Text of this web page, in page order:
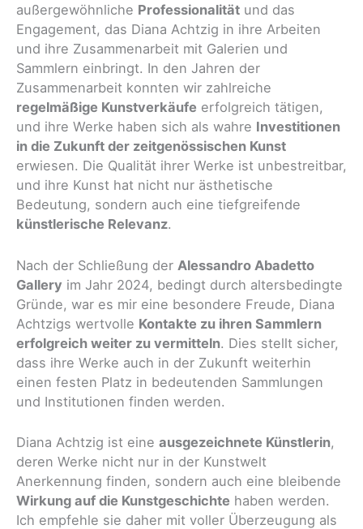
außergewöhnliche Professionalität und das
Engagement, das Diana Achtzig in ihre Arbeiten
und ihre Zusammenarbeit mit Galerien und
Sammlern einbringt. In den Jahren der
Zusammenarbeit konnten wir zahlreiche
regelmäßige Kunstverkäufe erfolgreich tätigen,
und ihre Werke haben sich als wahre Investitionen
in die Zukunft der zeitgenössischen Kunst
erwiesen. Die Qualität ihrer Werke ist unbestreitbar,
und ihre Kunst hat nicht nur ästhetische
Bedeutung, sondern auch eine tiefgreifende
künstlerische Relevanz.
Nach der Schließung der Alessandro Abadetto
Gallery im Jahr 2024, bedingt durch altersbedingte
Gründe, war es mir eine besondere Freude, Diana
Achtzigs wertvolle Kontakte zu ihren Sammlern
erfolgreich weiter zu vermitteln. Dies stellt sicher,
dass ihre Werke auch in der Zukunft weiterhin
einen festen Platz in bedeutenden Sammlungen
und Institutionen finden werden.
Diana Achtzig ist eine ausgezeichnete Künstlerin,
deren Werke nicht nur in der Kunstwelt
Anerkennung finden, sondern auch eine bleibende
Wirkung auf die Kunstgeschichte haben werden.
Ich empfehle sie daher mit voller Überzeugung als